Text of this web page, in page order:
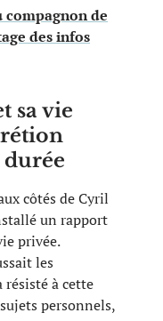
de
des infos
sa vie
côtés de Cyril
un rapport
privée.
les
résisté à cette
personnels,